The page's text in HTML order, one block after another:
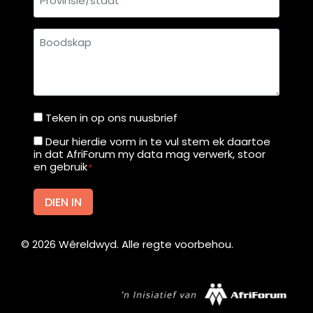
Boodskap
Teken
in
op
ons
nuusbrief
Teken in op ons nuusbrief
Deur
hierdie
te
vul
Deur hierdie vorm in te vul stem ek daartoe
in dat AfriForum my data mag verwerk, stoor
en gebruik*
DIEN IN
© 2026 Wêreldwyd. Alle regte voorbehou.